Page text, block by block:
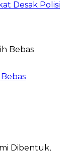
Desak Polisi